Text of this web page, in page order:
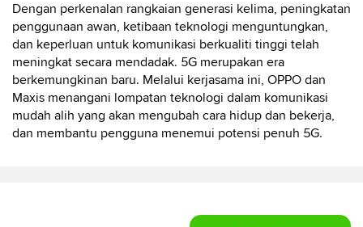
Dengan perkenalan rangkaian generasi kelima, peningkatan
penggunaan awan, ketibaan teknologi menguntungkan,
dan keperluan untuk komunikasi berkualiti tinggi telah
meningkat secara mendadak. 5G merupakan era
berkemungkinan baru. Melalui kerjasama ini, OPPO dan
Maxis menangani lompatan teknologi dalam komunikasi
mudah alih yang akan mengubah cara hidup dan bekerja,
dan membantu pengguna menemui potensi penuh 5G.